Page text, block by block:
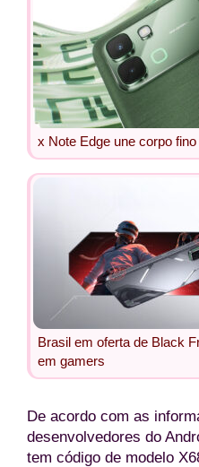
x Note Edge une corpo
Brasil em oferta de Black
em gamers
De acordo com as
desenvolvedores do
tem código de modelo